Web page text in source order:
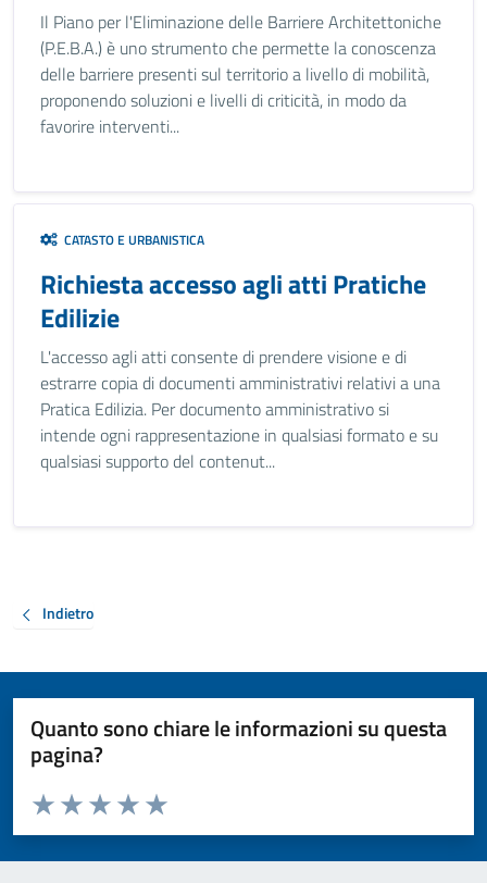
Il Piano per l'Eliminazione delle Barriere Architettoniche
(P.E.B.A.) è uno strumento che permette la conoscenza
delle barriere presenti sul territorio a livello di mobilità,
proponendo soluzioni e livelli di criticità, in modo da
favorire interventi...
CATASTO E URBANISTICA
Richiesta accesso agli atti Pratiche
Edilizie
L'accesso agli atti consente di prendere visione e di
estrarre copia di documenti amministrativi relativi a una
Pratica Edilizia. Per documento amministrativo si
intende ogni rappresentazione in qualsiasi formato e su
qualsiasi supporto del contenut...
Indietro
Quanto sono chiare le informazioni su questa
pagina?
Valuta da 1 a 5 stelle la pagina
Valuta 5 stelle su 5
Valuta 4 stelle su 5
Valuta 3 stelle su 5
Valuta 2 stelle su 5
Valuta 1 stelle su 5